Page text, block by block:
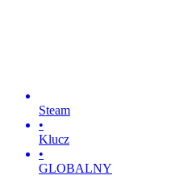
Steam
•
Klucz
•
GLOBALNY